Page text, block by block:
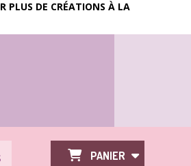
PLUS DE CRÉATIONS À LA
PANIER